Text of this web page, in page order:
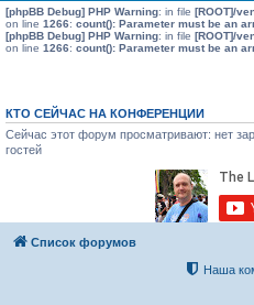
[phpBB Debug] PHP Warning: in file [ROOT]/
on line 1266: count(): Parameter must be an
[phpBB Debug] PHP Warning: in file [ROOT]/
on line 1266: count(): Parameter must be an
КТО СЕЙЧАС НА КОНФЕРЕНЦИИ
Сейчас этот форум просматривают: нет
гостей
Список форумов
Наша